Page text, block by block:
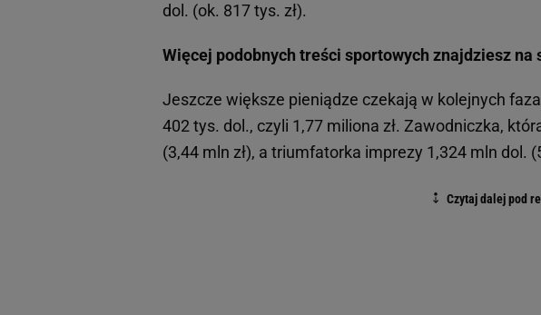
dol. (ok. 817 tys. zł).
Więcej podobnych treści sportowych znajdziesz na
Jeszcze większe pieniądze czekają w kolejnych
402 tys. dol., czyli 1,77 miliona zł. Zawodniczka,
(3,44 mln zł), a triumfatorka imprezy 1,324 mln dol.